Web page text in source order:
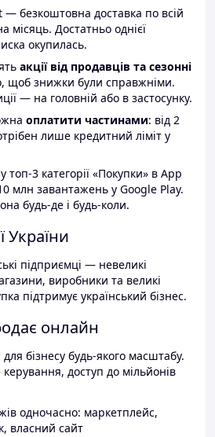
безкоштовна доставка по всій
місяць. Достатньо однієї
окупилась.
акції від продавців та сезонні
щоб знижки були справжніми.
— на головній або в застосунку.
оплатити частинами: від 2
лише кредитний ліміт у
топ-3 категорії «Покупки» в App
млн завантажень у Google Play.
будь-де і будь-коли.
України
підприємці — невеликі
виробники та великі
підтримує український бізнес.
онлайн
бізнесу будь-якого масштабу.
доступ до мільйонів
одночасно: маркетплейс,
власний сайт